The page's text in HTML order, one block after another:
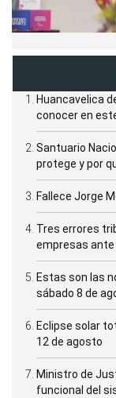
Huancavelica
conocer en
Santuario
protege y por
Fallece Jorge
Tres errores
empresas ante
Estas son las
sábado 8 de
Eclipse solar
12 de agosto
Ministro de
funcional del